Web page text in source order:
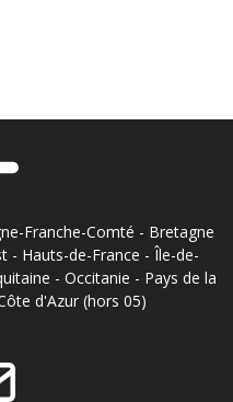
Franche-Comté - Bretagne
- Hauts-de-France - Île-de-
- Occitanie - Pays de la
d'Azur (hors 05)